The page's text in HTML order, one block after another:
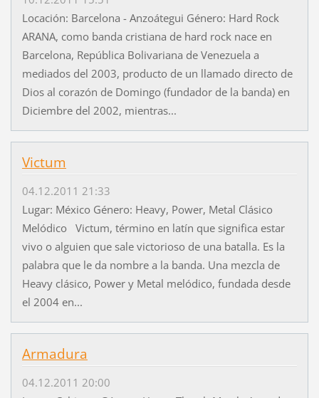
Locación: Barcelona - Anzoátegui Género: Hard Rock
ARANA, como banda cristiana de hard rock nace en
Barcelona, República Bolivariana de Venezuela a
mediados del 2003, producto de un llamado directo de
Dios al corazón de Domingo (fundador de la banda) en
Diciembre del 2002, mientras...
Victum
04.12.2011 21:33
Lugar: México Género: Heavy, Power, Metal Clásico
Melódico Victum, término en latín que significa estar
vivo o alguien que sale victorioso de una batalla. Es la
palabra que le da nombre a la banda. Una mezcla de
Heavy clásico, Power y Metal melódico, fundada desde
el 2004 en...
Armadura
04.12.2011 20:00